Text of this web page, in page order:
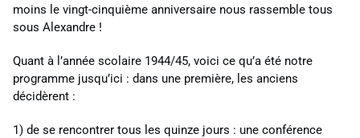
moins le vingt-cinquième anniversaire nous rassemble tous
sous Alexandre !
Quant à l’année scolaire 1944/45, voici ce qu’a été notre
programme jusqu’ici : dans une première, les anciens
décidèrent :
1) de se rencontrer tous les quinze jours : une conférence